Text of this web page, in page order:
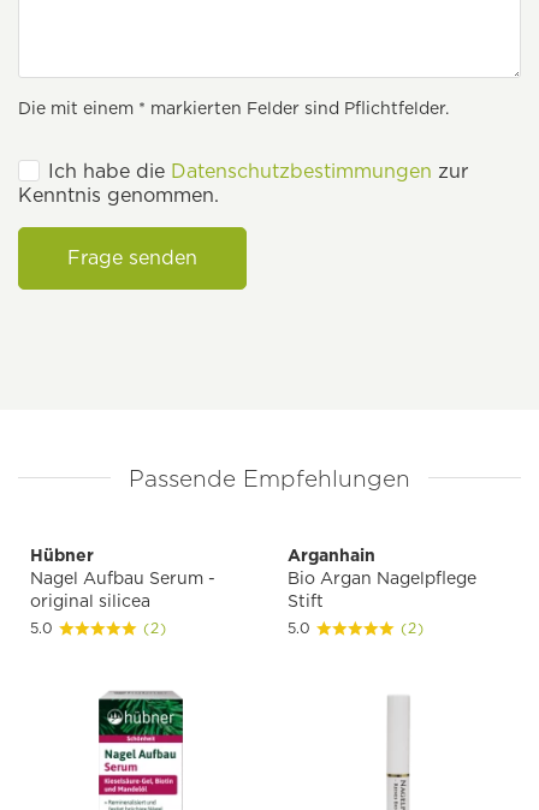
Die mit einem * markierten Felder sind Pflichtfelder.
Ich habe die Datenschutzbestimmungen zur
Kenntnis genommen.
Frage senden
Passende Empfehlungen
Hübner
Nagel Aufbau Serum -
original silicea
5.0 (2)
Arganhain
Bio Argan Nagelpflege
Stift
5.0 (2)